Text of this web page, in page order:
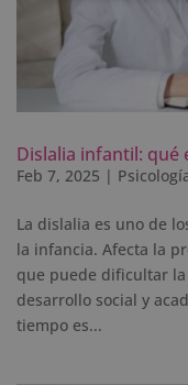
Dislalia infantil: qué
Feb 7, 2025 |
La dislalia es uno de
la infancia. Afecta la
que puede dificultar
desarrollo social y
tiempo es...